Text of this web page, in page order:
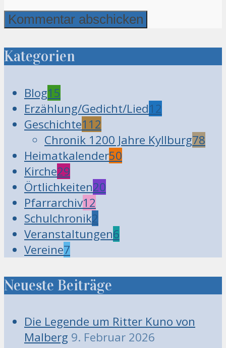
Kategorien
Blog15
Erzählung/Gedicht/Lied12
Geschichte112
Chronik 1200 Jahre Kyllburg78
Heimatkalender50
Kirche29
Örtlichkeiten20
Pfarrarchiv12
Schulchronik2
Veranstaltungen6
Vereine7
Neueste Beiträge
Die Legende um Ritter Kuno von
Malberg 9. Februar 2026